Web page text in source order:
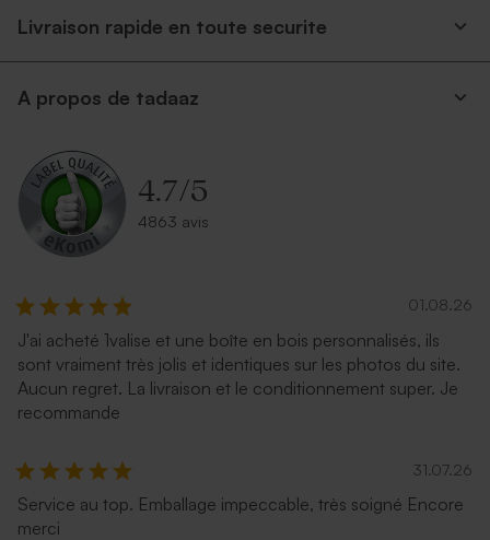
Livraison rapide en toute securite
A propos de tadaaz
4.7/5
4863 avis
01.08.26
J'ai acheté 1valise et une boîte en bois personnalisés, ils
sont vraiment très jolis et identiques sur les photos du site.
Aucun regret. La livraison et le conditionnement super. Je
recommande
31.07.26
Service au top. Emballage impeccable, très soigné Encore
merci